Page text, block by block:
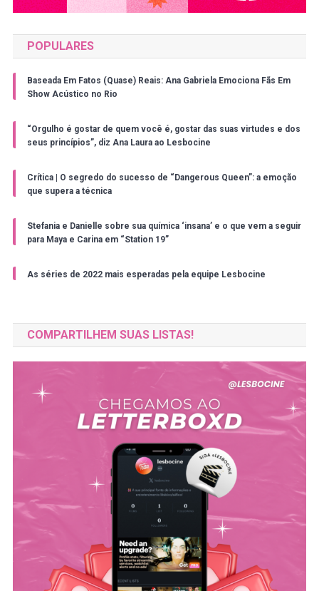
POPULARES
Baseada Em Fatos (Quase) Reais: Ana Gabriela Emociona Fãs Em
Show Acústico no Rio
“Orgulho é gostar de quem você é, gostar das suas virtudes e dos
seus princípios”, diz Ana Laura ao Lesbocine
Crítica | O segredo do sucesso de “Dangerous Queen”: a emoção
que supera a técnica
Stefania e Danielle sobre sua química ‘insana’ e o que vem a seguir
para Maya e Carina em “Station 19”
As séries de 2022 mais esperadas pela equipe Lesbocine
COMPARTILHEM SUAS LISTAS!